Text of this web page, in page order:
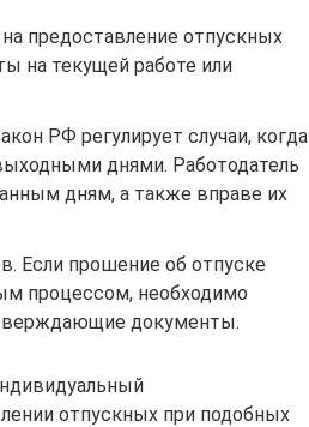
предоставление отпускных
на текущей работе или
РФ регулирует случаи, когда
днями. Работодатель
дням, а также вправе их
Если прошение об отпуске
процессом, необходимо
документы.
отпускных при подобных